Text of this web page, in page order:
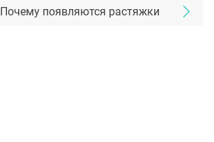
Почему появляются растяжки